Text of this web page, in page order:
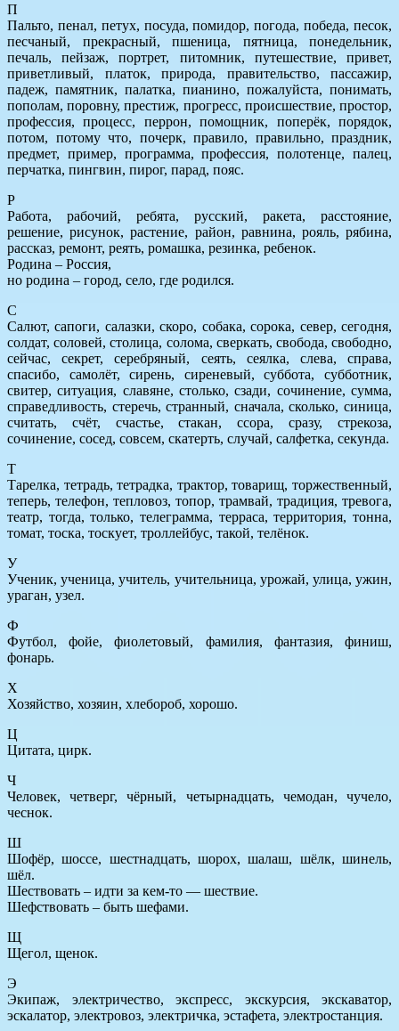
П
Пальто, пенал, петух, посуда, помидор, погода, победа, песок,
песчаный, прекрасный, пшеница, пятница, понедельник,
печаль, пейзаж, портрет, питомник, путешествие, привет,
приветливый, платок, природа, правительство, пассажир,
падеж, памятник, палатка, пианино, пожалуйста, понимать,
пополам, поровну, престиж, прогресс, происшествие, простор,
профессия, процесс, перрон, помощник, поперёк, порядок,
потом, потому что, почерк, правило, правильно, праздник,
предмет, пример, программа, профессия, полотенце, палец,
перчатка, пингвин, пирог, парад, пояс.
Р
Работа, рабочий, ребята, русский, ракета, расстояние,
решение, рисунок, растение, район, равнина, рояль, рябина,
рассказ, ремонт, реять, ромашка, резинка, ребенок.
Родина – Россия,
но родина – город, село, где родился.
С
Салют, сапоги, салазки, скоро, собака, сорока, север, сегодня,
солдат, соловей, столица, солома, сверкать, свобода, свободно,
сейчас, секрет, серебряный, сеять, сеялка, слева, справа,
спасибо, самолёт, сирень, сиреневый, суббота, субботник,
свитер, ситуация, славяне, столько, сзади, сочинение, сумма,
справедливость, стеречь, странный, сначала, сколько, синица,
считать, счёт, счастье, стакан, ссора, сразу, стрекоза,
сочинение, сосед, совсем, скатерть, случай, салфетка, секунда.
Т
Тарелка, тетрадь, тетрадка, трактор, товарищ, торжественный,
теперь, телефон, тепловоз, топор, трамвай, традиция, тревога,
театр, тогда, только, телеграмма, терраса, территория, тонна,
томат, тоска, тоскует, троллейбус, такой, телёнок.
У
Ученик, ученица, учитель, учительница, урожай, улица, ужин,
ураган, узел.
Ф
Футбол, фойе, фиолетовый, фамилия, фантазия, финиш,
фонарь.
Х
Хозяйство, хозяин, хлебороб, хорошо.
Ц
Цитата, цирк.
Ч
Человек, четверг, чёрный, четырнадцать, чемодан, чучело,
чеснок.
Ш
Шофёр, шоссе, шестнадцать, шорох, шалаш, шёлк, шинель,
шёл.
Шествовать – идти за кем-то — шествие.
Шефствовать – быть шефами.
Щ
Щегол, щенок.
Э
Экипаж, электричество, экспресс, экскурсия, экскаватор,
эскалатор, электровоз, электричка, эстафета, электростанция.